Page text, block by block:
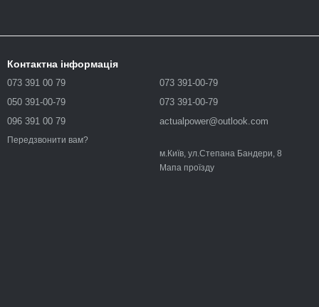
Контактна інформація
073 391 00 79
050 391-00-79
096 391 00 79
Передзвонити вам?
073 391-00-79
073 391-00-79
actualpower@outlook.com
м.Київ, ул.Степана Бандери, 8
Мапа проїзду